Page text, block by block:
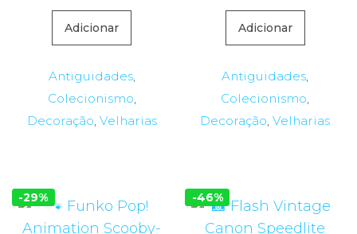
Adicionar
Antiguidades,
Colecionismo,
Decoração, Velharias
Adicionar
Antiguidades,
Colecionismo,
Decoração,Velharias
-29% -46%